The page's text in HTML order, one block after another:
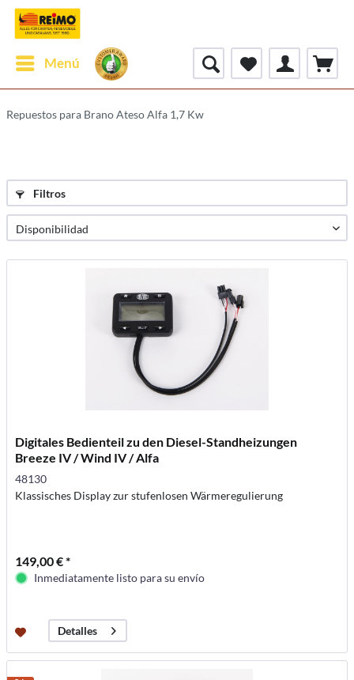
Menú
Repuestos para Brano Ateso Alfa 1,7 Kw
Filtros
Digitales Bedienteil zu den Diesel-Standheizungen
Breeze IV / Wind IV / Alfa
48130
Klassisches Display zur stufenlosen Wärmeregulierung
149,00 € *
Inmediatamente listo para su envío
Detalles